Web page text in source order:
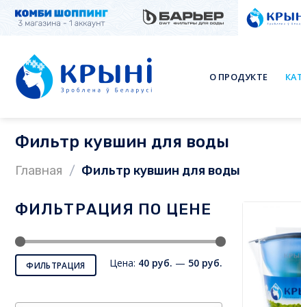
Skip
О ПРОДУКТЕ
Фильтр кувшин для воды
Главная / Фильтр кувшин для воды
ФИЛЬТРАЦИЯ ПО ЦЕНЕ
Минимальная
цена
Максимальная
цена
ФИЛЬТРАЦИЯ Цена: 40 руб. — 50 руб.